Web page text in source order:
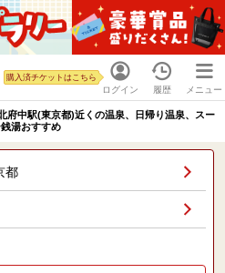
ログイン
購入済チケットはこちら
履歴 メニュー
府中駅(東京都)近くの温泉、日帰り温泉、スー
湯おすすめ
都